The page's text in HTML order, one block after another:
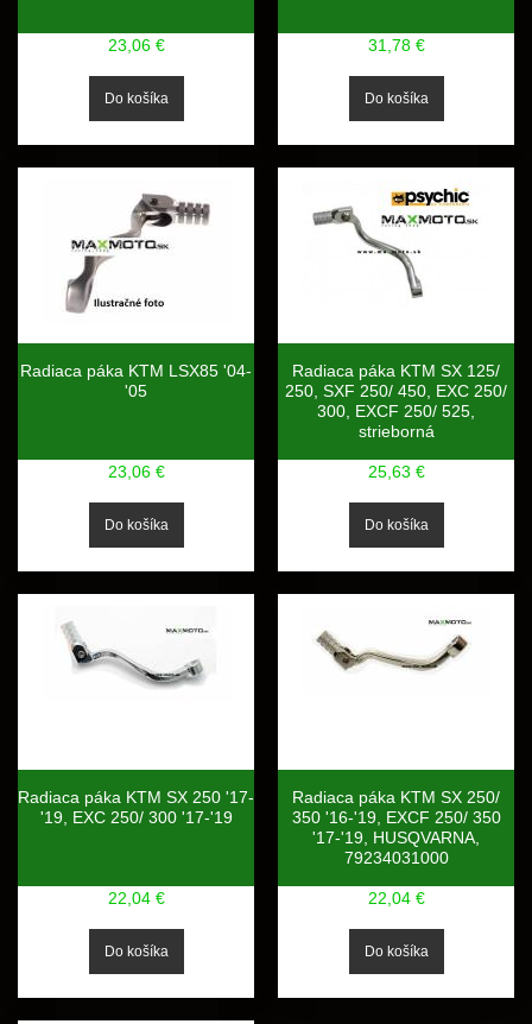
23,06 € 31,78 €
Radiaca páka KTM LSX85 '04-
'05
23,06 €
Radiaca páka KTM SX 125/
250, SXF 250/ 450, EXC 250/
300, EXCF 250/ 525,
strieborná
25,63 €
Radiaca páka KTM SX 250 '17-
'19, EXC 250/ 300 '17-'19
22,04 €
Radiaca páka KTM SX 250/
350 '16-'19, EXCF 250/ 350
'17-'19, HUSQVARNA,
79234031000
22,04 €